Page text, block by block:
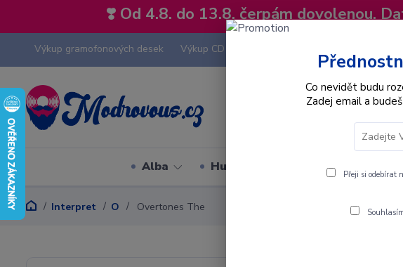
❣️ Od 4.8. do 13.8. čerpám dovolenou.
Výkup gramofonových desek Výkup CD
Alba Hudební styly Interpret
Interpret O Overtones The
Co nevidět budu
Zadej email a
Přeji si odebírat